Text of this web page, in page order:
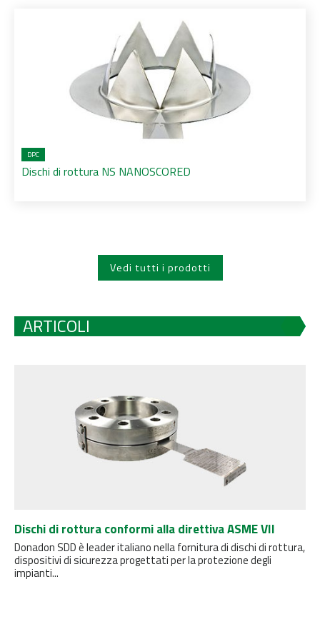
DPC
Dischi di rottura NS NANOSCORED
Vedi tutti i prodotti
ARTICOLI
Dischi di rottura conformi alla direttiva ASME VII
Donadon SDD è leader italiano nella fornitura di dischi di rottura,
dispositivi di sicurezza progettati per la protezione degli
impianti...